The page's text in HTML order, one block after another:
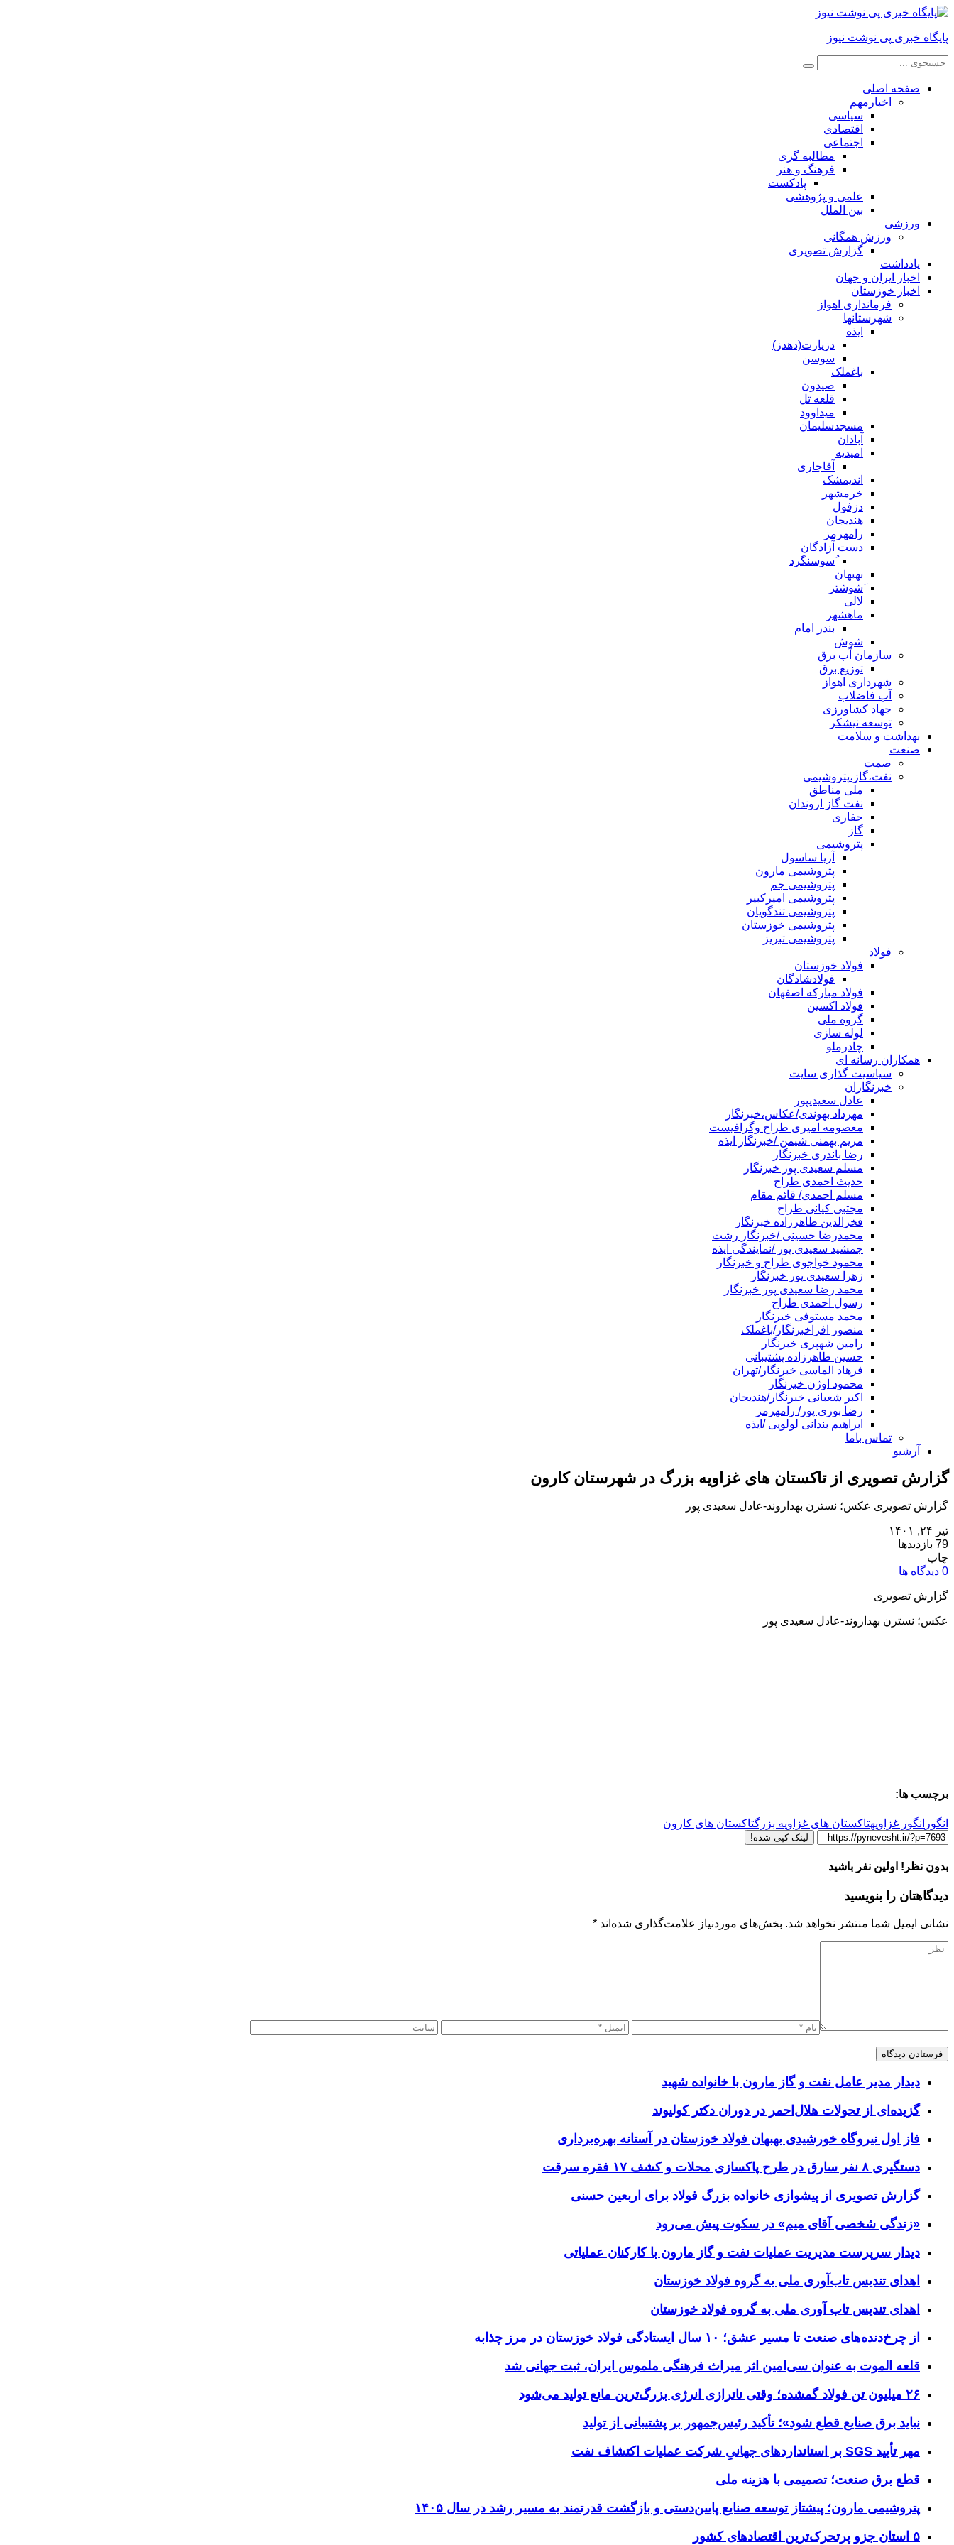
پایگاه خبری پی نوشت نیوز
صفحه اصلی
اخبارمهم
سیاسی
اقتصادی
اجتماعی
مطالبه گری
فرهنگ و هنر
پادکست
علمی و پژوهشی
بین الملل
ورزشی
ورزش همگانی
گزارش تصویری
یادداشت
اخبار ایران و جهان
اخبار خوزستان
فرمانداری اهواز
شهرستانها
ایذه
دزپارت(دهدز)
سوسن
باغملک
صیدون
قلعه تل
میداوود
مسجدسلیمان
آبادان
امیدیه
آقاجاری
اندیمشک
خرمشهر
دزفول
هندیجان
رامهرمز
دست آزادگان
ُسوسنگرد
بهبهان
َشوشتر
لالی
ماهشهر
بندر امام
شوش
سازمان آب برق
توزیع برق
شهرداری اهواز
آب فاضلاب
جهاد کشاورزی
توسعه نیشکر
بهداشت و سلامت
صنعت
صمت
نفت،گاز،پتروشیمی
ملی مناطق
نفت گاز اروندان
حفاری
گاز
پتروشیمی
آریا ساسول
پتروشیمی مارون
پتروشیمی جم
پتروشیمی امیرکبیر
پتروشیمی تندگویان
پتروشیمی خوزستان
پتروشیمی تبریز
فولاد
فولاد خوزستان
فولادشادگان
فولاد مبارکه اصفهان
فولاد اکسین
گروه ملی
لوله سازی
چادرملو
همکاران رسانه ای
سیاسیت گذاری سایت
خبرنگاران
عادل سعیدیپور
مهرداد بهوندی/عکاس،خبرنگار
معصومه امیری طراح وگرافیست
مریم بهمنی شیمن /خبرنگار ایذه
رضا باندری خبرنگار
مسلم سعیدی پور خبرنگار
حدیث احمدی طراح
مسلم احمدی/ قائم مقام
مجتبی کیانی طراح
فخرالدین طاهرزاده خبرنگار
محمدرضا حسینی /خبرنگار رشت
جمشید سعیدی پور /نمایندگی ایذه
محمود خواجوی طراح و خبرنگار
زهرا سعیدی پور خبرنگار
محمد رضا سعیدی پور خبرنگار
رسول احمدی طراح
محمد مستوفی خبرنگار
منصور افراخبرنگار/باغملک
رامین شهپری خبرنگار
حسین طاهرزاده پشتیبانی
فرهاد الماسی خبرنگار/تهران
محمود اوژن خبرنگار
اکبر شعبانی خبرنگار/هندیجان
رضا بوری پور/ رامهرمز
ابراهیم بندانی لولویی /ایذه
تماس باما
آرشیو
گزارش تصویری از تاکستان های غزاویه بزرگ در شهرستان کارون
گزارش تصویری عکس؛ نسترن بهداروند-عادل سعیدی پور
تیر ۲۴, ۱۴۰۱
79 بازدیدها
چاپ
0 دیدگاه ها
گزارش تصویری
عکس؛ نسترن بهداروند-عادل سعیدی پور
برچسب ها:
انگور انگور غزاویهتاکستان های غزاویه بزرگتاکستان های کارون
لینک کپی شده!
بدون نظر! اولین نفر باشید
دیدگاهتان را بنویسید
نشانی ایمیل شما منتشر نخواهد شد. بخش‌های موردنیاز علامت‌گذاری شده‌اند *
دیدار مدیر عامل نفت و گاز مارون با خانواده شهید
گزیده‌ای از تحولات هلال‌احمر در دوران دکتر کولیوند
فاز اول نیروگاه خورشیدی بهبهان فولاد خوزستان در آستانه بهره‌برداری
دستگیری ۸ نفر سارق در طرح پاکسازی محلات و کشف ۱۷ فقره سرقت
گزارش تصویری از پیشوازی خانواده بزرگ فولاد برای اربعین حسنی
«زندگی شخصی آقای میم» در سکوت پیش می‌رود
دیدار سرپرست مدیریت عملیات نفت و گاز مارون با کارکنان عملیاتی
اهدای تندیس تاب‌آوری ملی به گروه فولاد خوزستان
اهدای تندیس تاب آوری ملی به گروه فولاد خوزستان
از چرخ‌دنده‌های صنعت تا مسیر عشق؛ ۱۰ سال ایستادگی فولاد خوزستان در مرز چذابه
قلعه الموت به عنوان سی‌امین اثر میراث‌ فرهنگی ملموس ایران، ثبت جهانی شد
۲۶ میلیون تن فولاد گمشده؛ وقتی ناترازی انرژی بزرگ‌ترین مانع تولید می‌شود
نباید برق صنایع قطع شود»؛ تأکید رئیس‌جمهور بر پشتیبانی از تولید
مهر تأیید SGS بر استانداردهای جهانیِ شرکت عملیات اکتشاف نفت
قطع برق صنعت؛ تصمیمی با هزینه ملی
پتروشیمی مارون؛ پیشتاز توسعه صنایع پایین‌دستی و بازگشت قدرتمند به مسیر رشد در سال ۱۴۰۵
۵ استان جزو پرتحرک‌ترین اقتصاد‌های کشور